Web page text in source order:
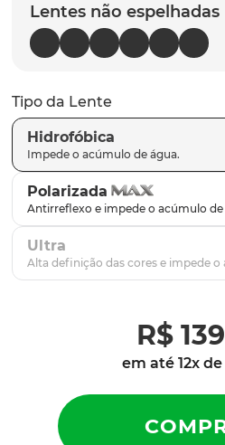
Lentes não espelhadas
Tipo da Lente
Hidrofóbica
Polarizada
Ultra
R$ 139
em até 12x de
8º parafusos
9º latch